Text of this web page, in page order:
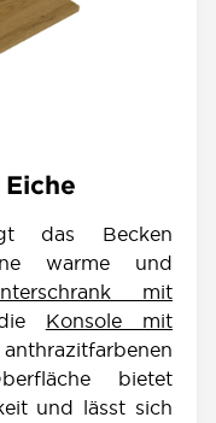
das Becken
warme und
mit
Konsole mit
bietet
und lässt sich